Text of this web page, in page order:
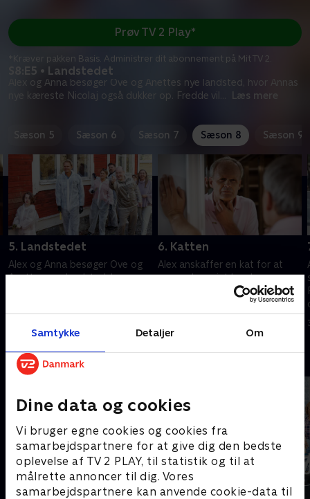
Samtykke Detaljer Om
Dine data og cookies
Vi bruger egne cookies og cookies fra
samarbejdspartnere for at give dig den bedste
oplevelse af TV 2 PLAY, til statistik og til at
målrette annoncer til dig. Vores
samarbejdspartnere kan anvende cookie-data til
S8:E5 • Landstedet
Alex og Anna besøger Ove og Anettes nye landsted, hvor Annas
nye kæreste Nicolaj også dukker op. Fredde vil
Læs mere
Prøv TV 2 Play*
*Kræver pakken Basis. Administrer dit abonnement på Mit TV 2.
Sæson 5 Sæson 6 Sæson 7 Sæson 8 Sæson 9
5. Landstedet
Alex og Anna besøger Ove og
Anettes nye landsted, hvor
bygge en golfbunker og
puttinggreen på grunden
6. Katten
Alex anskaffer en kat for at
score pluspoint hos børnene.
Freddes frokostrutine bliver
forstyrret af en snakkesalig ny
servitrice. .
Andre så også